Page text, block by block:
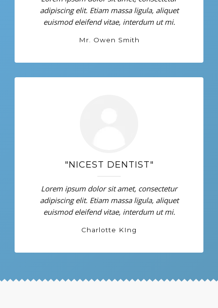
adipiscing elit. Etiam massa ligula, aliquet
euismod eleifend vitae, interdum ut mi.
Mr. Owen Smith
"NICEST DENTIST"
Lorem ipsum dolor sit amet, consectetur
adipiscing elit. Etiam massa ligula, aliquet
euismod eleifend vitae, interdum ut mi.
Charlotte KIng